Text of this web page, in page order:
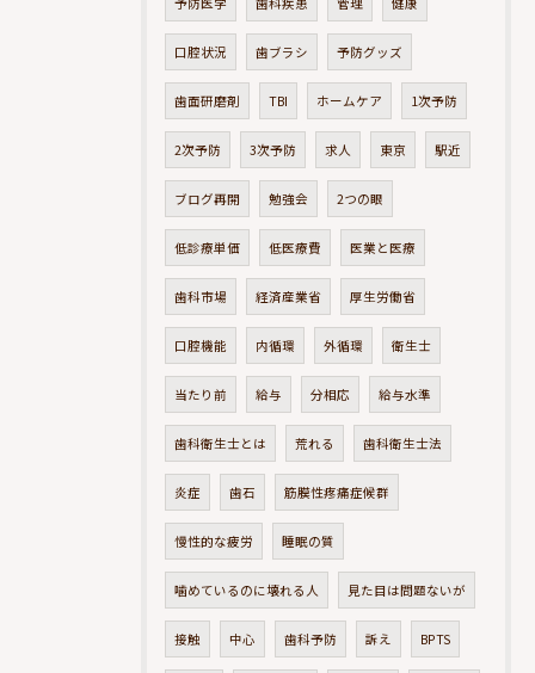
口腔状況 歯ブラシ 予防グッズ
歯面研磨剤 TBI ホームケア 1次予防
2次予防 3次予防 求人 東京 駅近
ブログ再開 勉強会 2つの眼
低診療単価 低医療費 医業と医療
歯科市場 経済産業省 厚生労働省
口腔機能 内循環 外循環 衛生士
当たり前 給与 分相応 給与水準
歯科衛生士とは 荒れる 歯科衛生士法
炎症 歯石 筋膜性疼痛症候群
慢性的な疲労 睡眠の質
噛めているのに壊れる人 見た目は問題ないが
接触 中心 歯科予防 訴え BPTS